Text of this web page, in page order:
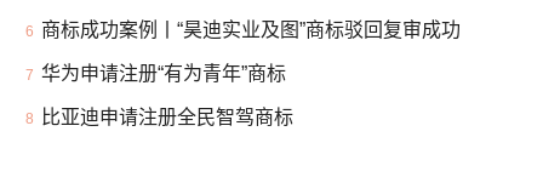
6 商标成功案例丨“昊迪实业及图”商标驳回复审成功
7 华为申请注册“有为青年”商标
8 比亚迪申请注册全民智驾商标